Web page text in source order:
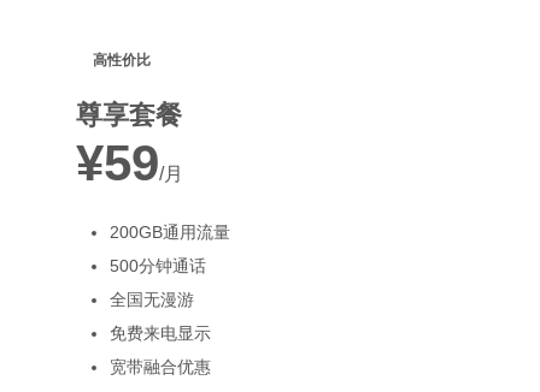
高性价比
尊享套餐
¥59/月
200GB通用流量
500分钟通话
全国无漫游
免费来电显示
宽带融合优惠